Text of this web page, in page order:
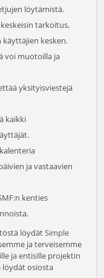
löytämistä.
tarkoitus,
kesken.
voi muotoilla ja
yksityisviestejä
kaikki
ja vastaavien
kenties
löydätSimple
ja terveisemme
ja entisille projektin
löydät osiosta